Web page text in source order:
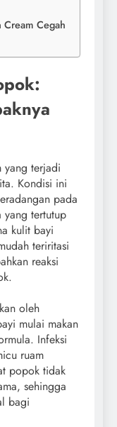
Cegah
yang terjadi
Kondisi ini
pada
yang tertutup
kulit bayi
teriritasi
reaksi
oleh
mulai makan
Infeksi
ruam
popok tidak
sehingga
bagi